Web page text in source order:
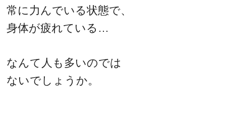
常に力んでいる状態で、
身体が疲れている…
なんて人も多いのでは
ないでしょうか。